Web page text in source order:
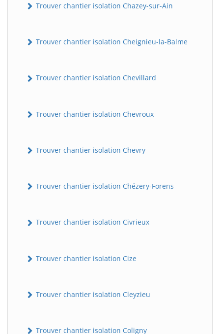
Trouver chantier isolation Chazey-sur-Ain
Trouver chantier isolation Cheignieu-la-Balme
Trouver chantier isolation Chevillard
Trouver chantier isolation Chevroux
Trouver chantier isolation Chevry
Trouver chantier isolation Chézery-Forens
Trouver chantier isolation Civrieux
Trouver chantier isolation Cize
Trouver chantier isolation Cleyzieu
Trouver chantier isolation Coligny
BatiWebPro